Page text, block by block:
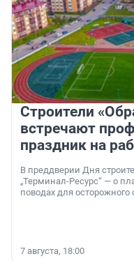
Строители
встречают
праздник на
В преддверии Дня
„Терминал-Ресурс“ — о
поводах для
7 августа, 18:00